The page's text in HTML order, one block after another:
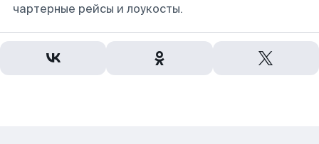
чартерные рейсы и лоукосты.